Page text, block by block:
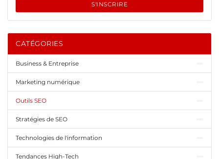
S'INSCRIRE
CATÉGORIES
Business & Entreprise
Marketing numérique
Outils SEO
Stratégies de SEO
Technologies de l'information
Tendances High-Tech